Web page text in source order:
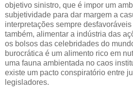
objetivo sinistro, que é impor um
subjetividade para dar margem a
interpretações sempre
também, alimentar a indústria das
os bolsos das celebridades do
burocrática é um alimento rico em
uma fauna ambientada no caos
existe um pacto conspiratório entre
legisladores.